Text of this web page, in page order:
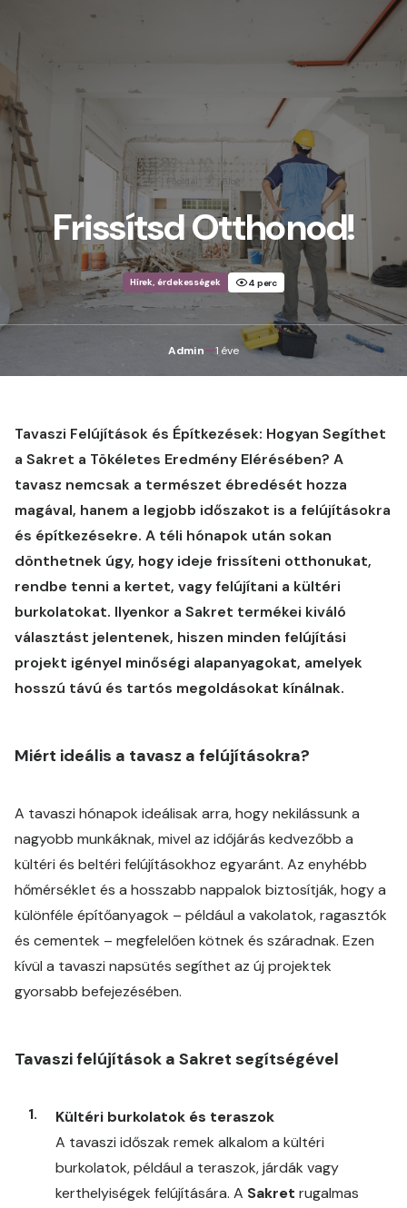
Főoldal Blog
Frissítsd Otthonod!
Admin 1 éve
Hírek, érdekességek 4 perc
Tavaszi Felújítások és Építkezések: Hogyan Segíthet
a Sakret a Tökéletes Eredmény Elérésében? A
tavasz nemcsak a természet ébredését hozza
magával, hanem a legjobb időszakot is a felújításokra
és építkezésekre. A téli hónapok után sokan
dönthetnek úgy, hogy ideje frissíteni otthonukat,
rendbe tenni a kertet, vagy felújítani a kültéri
burkolatokat. Ilyenkor a Sakret termékei kiváló
választást jelentenek, hiszen minden felújítási
projekt igényel minőségi alapanyagokat, amelyek
hosszú távú és tartós megoldásokat kínálnak.
Miért ideális a tavasz a felújításokra?
A tavaszi hónapok ideálisak arra, hogy nekilássunk a
nagyobb munkáknak, mivel az időjárás kedvezőbb a
kültéri és beltéri felújításokhoz egyaránt. Az enyhébb
hőmérséklet és a hosszabb nappalok biztosítják, hogy a
különféle építőanyagok – például a vakolatok, ragasztók
és cementek – megfelelően kötnek és száradnak. Ezen
kívül a tavaszi napsütés segíthet az új projektek
gyorsabb befejezésében.
Tavaszi felújítások a Sakret segítségével
Kültéri burkolatok és teraszok
A tavaszi időszak remek alkalom a kültéri
burkolatok, például a teraszok, járdák vagy
kerthelyiségek felújítására. A Sakret rugalmas